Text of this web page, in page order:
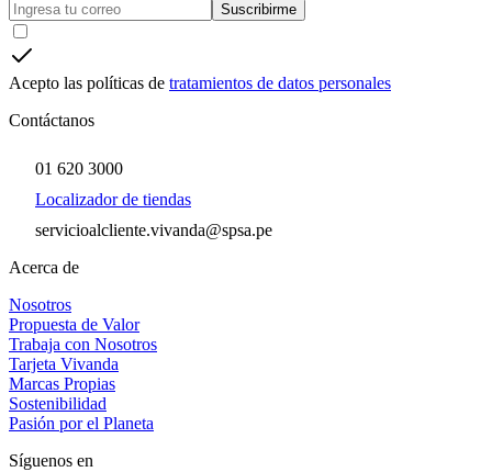
Suscribirme
Acepto las políticas de tratamientos de datos personales
Contáctanos
01 620 3000
Localizador de tiendas
servicioalcliente.vivanda@spsa.pe
Acerca de
Nosotros
Propuesta de Valor
Trabaja con Nosotros
Tarjeta Vivanda
Marcas Propias
Sostenibilidad
Pasión por el Planeta
Síguenos en